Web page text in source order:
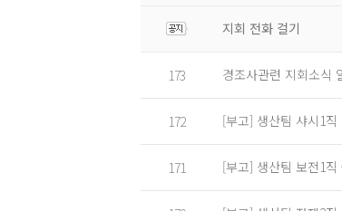
지회 전화 걸기
173 경조사관련 지회소식
172 [부고] 생산팀 샤시1
171 [부고] 생산팀 보전1